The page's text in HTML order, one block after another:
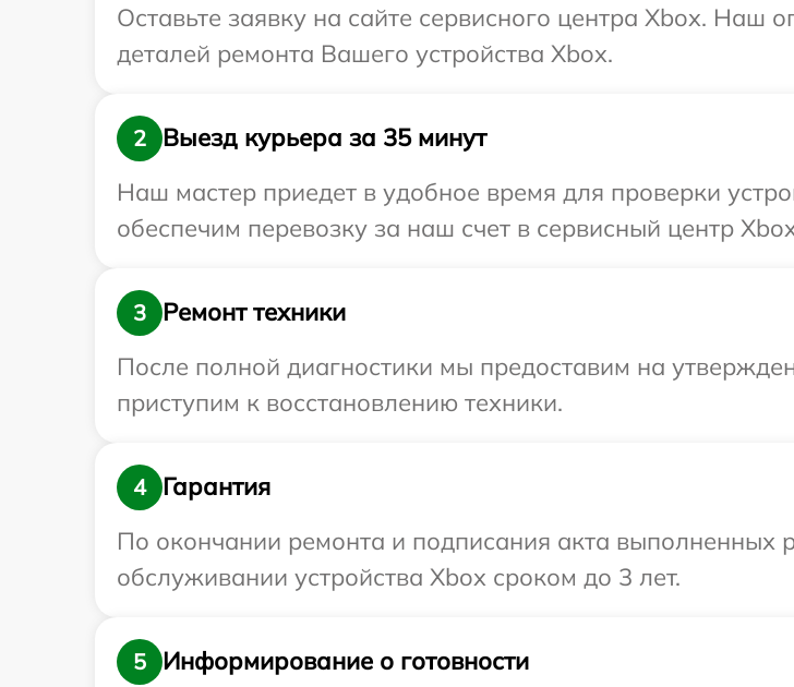
Оставьте заявку на сайте сервисного центра Xbox. Наш
деталей ремонта Вашего устройства Xbox.
2
Выезд курьера за 35 минут
Наш мастер приедет в удобное время для проверки
обеспечим перевозку за наш счет в сервисный центр
3
Ремонт техники
После полной диагностики мы предоставим на
приступим к восстановлению техники.
4
Гарантия
По окончании ремонта и подписания акта выполненных
обслуживании устройства Xbox сроком до 3 лет.
5
Информирование о готовности